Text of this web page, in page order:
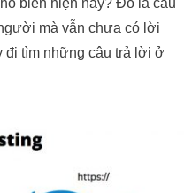
mà vẫn chưa có lời
đi tìm những câu trả lời ở